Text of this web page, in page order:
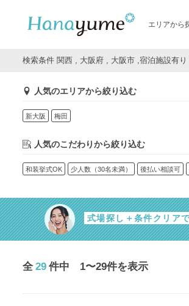
エリアから
検索条件 関西 , 大阪府 , 大阪市 ,宿泊施設有り
人気のエリアから絞り込む
新大阪 梅田
人気のこだわりから絞り込む
和装挙式OK 少人数（30名未満） 後払い相談可
式場探し＋条件クリア
全 29 件中 1〜29件を表示